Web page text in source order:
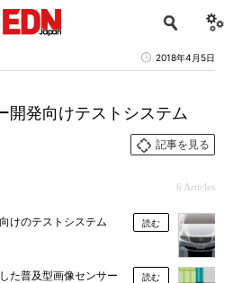
2018年4月5日
開発向けテストシステム
記事を見る
6 Articles
けのテストシステム 読む
た普及型画像センサー 読む